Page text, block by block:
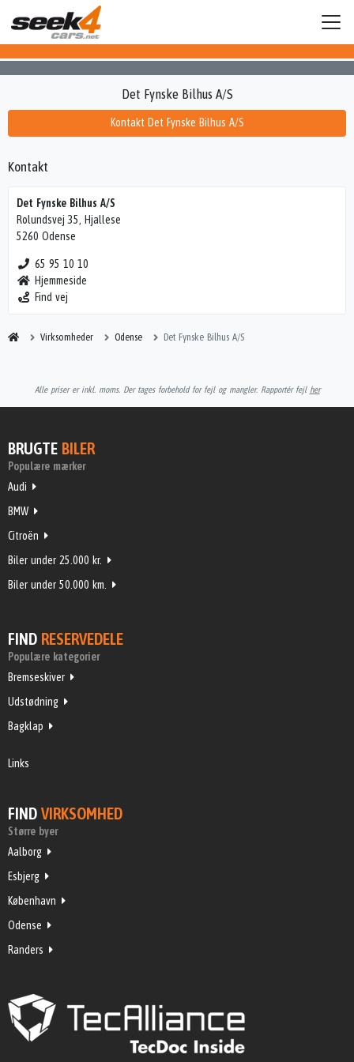
Kontakt Det Fynske Bilhus A/S
Kontakt
Det Fynske Bilhus A/S
Rolundsvej 35, Hjallese
5260 Odense
65 95 10 10
Hjemmeside
Find vej
Virksomheder Odense Det Fynske Bilhus A/S
Det Fynske Bilhus A/S
Alle priser er inkl. moms. Der tages forbehold for fejl og mangler. Rapportér fejl her
BRUGTE BILER
Populære mærker
Audi
BMW
Citroën
Biler under 25.000 kr.
Biler under 50.000 km.
FIND RESERVEDELE
Populære kategorier
Bremseskiver
Udstødning
Bagklap
Links
FIND VIRKSOMHED
Større byer
Aalborg
Esbjerg
København
Odense
Randers